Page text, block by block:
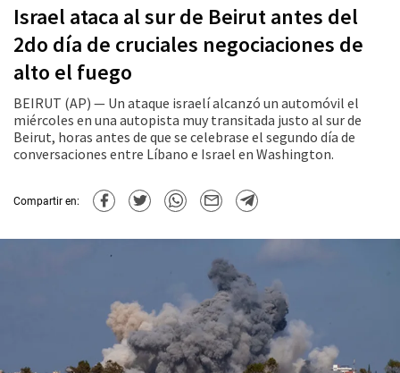
Israel ataca al sur de Beirut antes del
2do día de cruciales negociaciones de
alto el fuego
BEIRUT (AP) — Un ataque israelí alcanzó un automóvil el
miércoles en una autopista muy transitada justo al sur de
Beirut, horas antes de que se celebrase el segundo día de
conversaciones entre Líbano e Israel en Washington.
Compartir en: